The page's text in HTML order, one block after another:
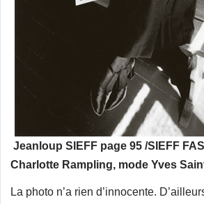
Jeanloup SIEFF page 95 /SIEFF
Charlotte Rampling, mode Yves
La photo n’a rien d’innocente.